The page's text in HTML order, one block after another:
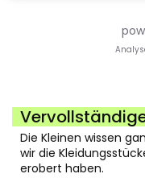
Die Kleinen wissen
wir die
erobert haben.